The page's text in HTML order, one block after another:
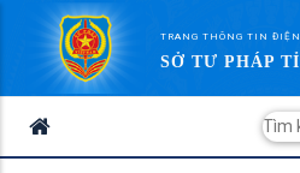
TRANG THÔNG TIN
SỞ TƯ PHÁP